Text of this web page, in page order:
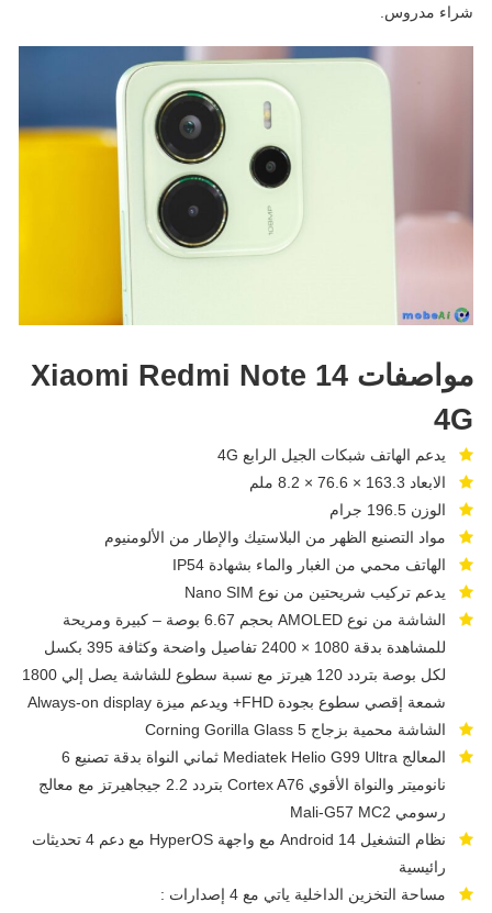
شراء مدروس.
مواصفات Xiaomi Redmi Note 14
4G
يدعم الهاتف شبكات الجيل الرابع 4G
الابعاد 163.3 × 76.6 × 8.2 ملم
الوزن 196.5 جرام
مواد التصنيع الظهر من البلاستيك والإطار من الألومنيوم
الهاتف محمي من الغبار والماء بشهادة IP54
يدعم تركيب شريحتين من نوع Nano SIM
الشاشة من نوع AMOLED بحجم 6.67 بوصة – كبيرة ومريحة
للمشاهدة بدقة 1080 × 2400 تفاصيل واضحة وكثافة 395 بكسل
لكل بوصة بتردد 120 هيرتز مع نسبة سطوع للشاشة يصل إلي 1800
شمعة إقصي سطوع بجودة FHD+ ويدعم ميزة Always-on display
الشاشة محمية بزجاج Corning Gorilla Glass 5
المعالج Mediatek Helio G99 Ultra ثماني النواة بدقة تصنيع 6
نانوميتر والنواة الأقوي Cortex A76 بتردد 2.2 جيجاهيرتز مع معالج
رسومي Mali-G57 MC2
نظام التشغيل Android 14 مع واجهة HyperOS مع دعم 4 تحديثات
رائيسية
مساحة التخزين الداخلية ياتي مع 4 إصدارات :